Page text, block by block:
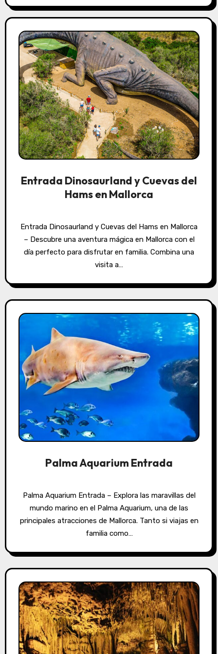
Entrada Dinosaurland y Cuevas del
Hams en Mallorca
Entrada Dinosaurland y Cuevas del Hams en Mallorca
– Descubre una aventura mágica en Mallorca con el
día perfecto para disfrutar en familia. Combina una
visita a…
Palma Aquarium Entrada
Palma Aquarium Entrada – Explora las maravillas del
mundo marino en el Palma Aquarium, una de las
principales atracciones de Mallorca. Tanto si viajas en
familia como…